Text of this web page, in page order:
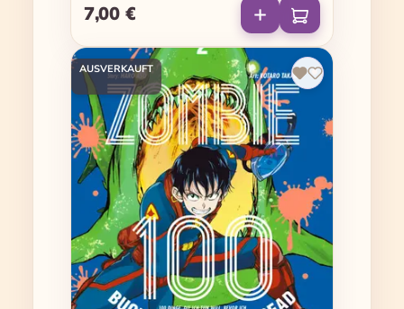
Regulärer Preis:
7,00 €
AUSVERKAUFT